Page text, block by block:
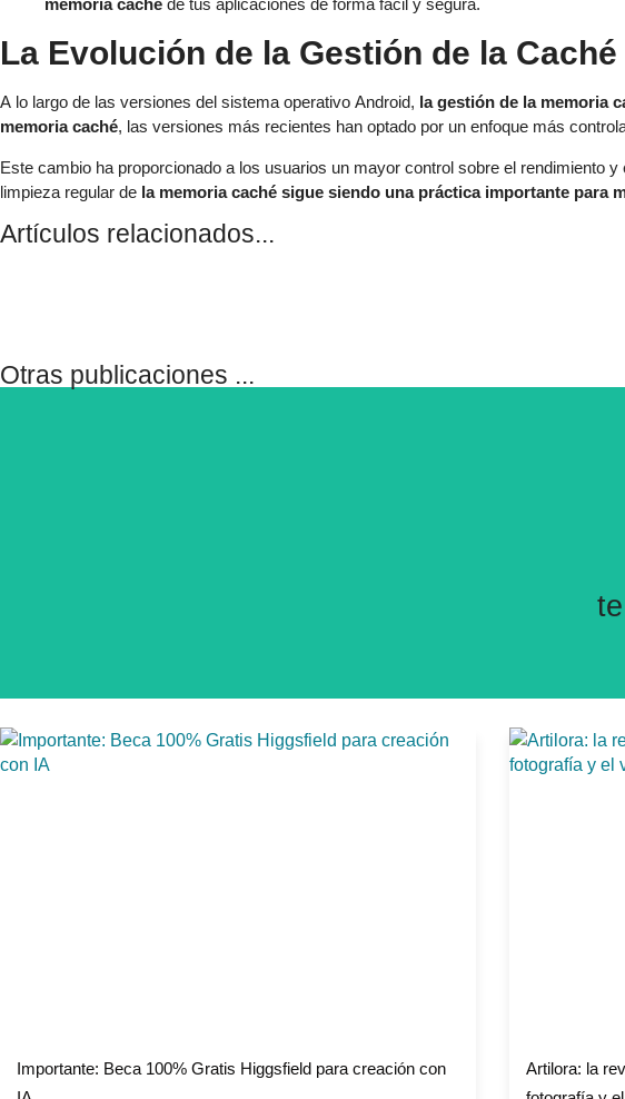
La Evolución de la Gestión de la
A lo largo de las versiones del sistema operativo Android, la gestión de la memoria
memoria caché, las versiones más recientes han optado por un enfoque más
Este cambio ha proporcionado a los usuarios un mayor control sobre el rendimiento
limpieza regular de la memoria caché sigue siendo una práctica importante
Artículos relacionados...
Otras publicaciones ...
Importante: Beca 100% Gratis Higgsfield para creación con
Artilora: la